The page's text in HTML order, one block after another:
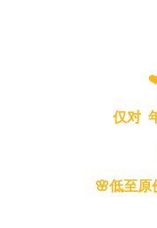
仅对
🌸低至原